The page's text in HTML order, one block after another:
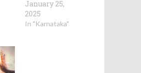
January 25,
2025
In "Karnataka"